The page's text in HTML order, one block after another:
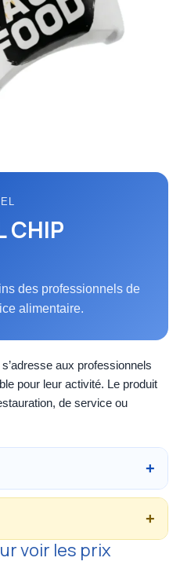
CHIP
des professionnels de
alimentaire.
aux professionnels
pour leur activité. Le produit
de service ou
voir les prix